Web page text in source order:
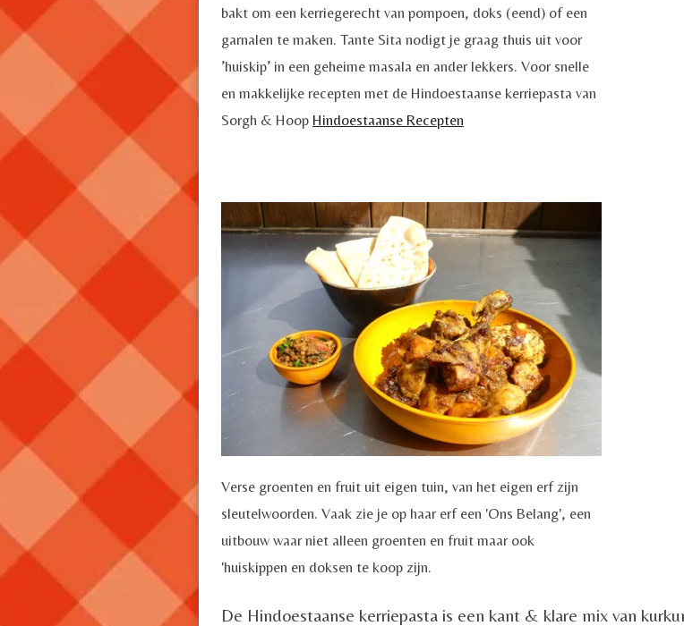
bakt om een kerriegerecht van pompoen, doks (eend) of een
garnalen te maken. Tante Sita nodigt je graag thuis uit voor
’huiskip’ in een geheime masala en ander lekkers. Voor snelle
en makkelijke recepten met de Hindoestaanse kerriepasta van
Sorgh & Hoop Hindoestaanse Recepten
Verse groenten en fruit uit eigen tuin, van het eigen erf zijn
sleutelwoorden. Vaak zie je op haar erf een 'Ons Belang', een
uitbouw waar niet alleen groenten en fruit maar ook
'huiskippen en doksen te koop zijn.
De Hindoestaanse kerriepasta is een kant & klare mix van